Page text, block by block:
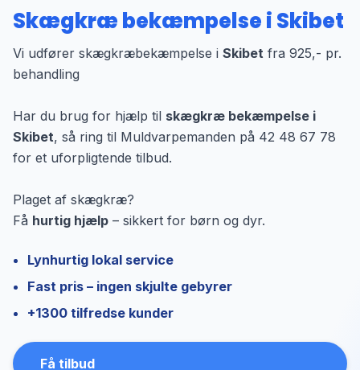
Skægkræ bekæmpelse i Skibet
Vi udfører skægkræbekæmpelse i Skibet fra 925,- pr.
behandling
Har du brug for hjælp til skægkræ bekæmpelse i
Skibet, så ring til Muldvarpemanden på 42 48 67 78
for et uforpligtende tilbud.
Plaget af skægkræ?
Få hurtig hjælp – sikkert for børn og dyr.
Lynhurtig lokal service
Fast pris – ingen skjulte gebyrer
+1300 tilfredse kunder
Få tilbud